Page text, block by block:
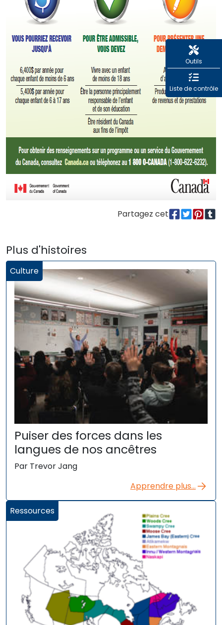
Partagez cet
Plus d'histoires
Culture
Puiser des forces dans les
langues de nos ancêtres
Par Trevor Jang
Apprendre plus...
Ressources
Outils
Liste de contrôle